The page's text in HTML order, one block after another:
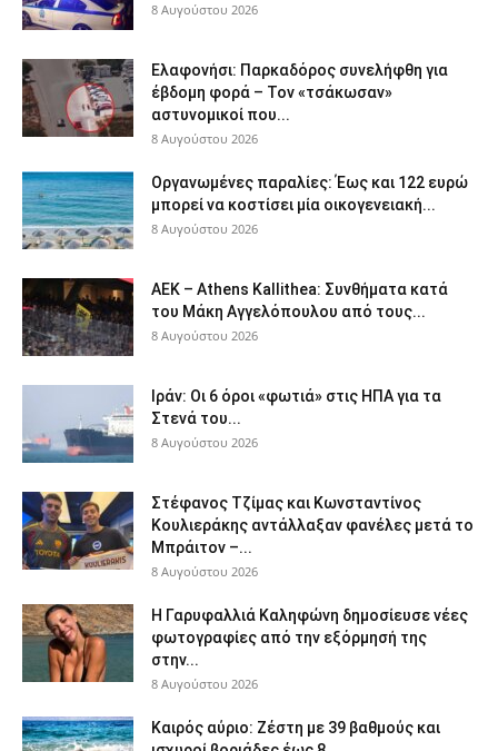
8 Αυγούστου 2026
Ελαφονήσι: Παρκαδόρος συνελήφθη για
έβδομη φορά – Τον «τσάκωσαν»
αστυνομικοί που...
8 Αυγούστου 2026
Οργανωμένες παραλίες: Έως και 122 ευρώ
μπορεί να κοστίσει μία οικογενειακή...
8 Αυγούστου 2026
ΑΕΚ – Athens Kallithea: Συνθήματα κατά
του Μάκη Αγγελόπουλου από τους...
8 Αυγούστου 2026
Ιράν: Οι 6 όροι «φωτιά» στις ΗΠΑ για τα
Στενά του...
8 Αυγούστου 2026
Στέφανος Τζίμας και Κωνσταντίνος
Κουλιεράκης αντάλλαξαν φανέλες μετά το
Μπράιτον –...
8 Αυγούστου 2026
Η Γαρυφαλλιά Καληφώνη δημοσίευσε νέες
φωτογραφίες από την εξόρμησή της
στην...
8 Αυγούστου 2026
Καιρός αύριο: Ζέστη με 39 βαθμούς και